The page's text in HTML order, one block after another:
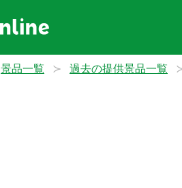
景品一覧 過去の提供景品一覧